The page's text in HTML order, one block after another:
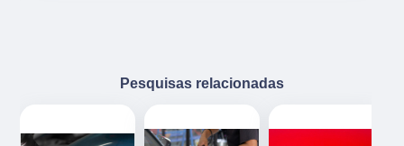
Pesquisas relacionadas